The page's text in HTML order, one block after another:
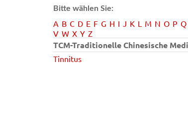
Bitte wählen Sie:
A B C D E F G H I J K L M N O P Q
V W X Y Z
TCM-Traditionelle Chinesische
Tinnitus